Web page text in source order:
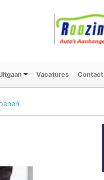
Vacatures Contact